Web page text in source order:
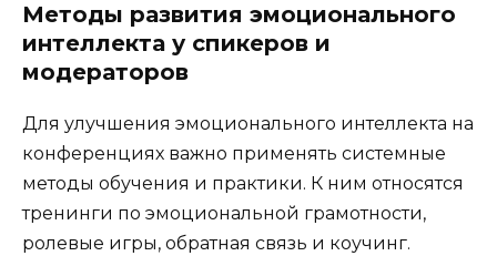
Методы развития эмоционального
интеллекта у спикеров и
модераторов
Для улучшения эмоционального интеллекта на
конференциях важно применять системные
методы обучения и практики. К ним относятся
тренинги по эмоциональной грамотности,
ролевые игры, обратная связь и коучинг.